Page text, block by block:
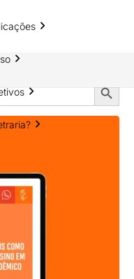
por
Search
Button